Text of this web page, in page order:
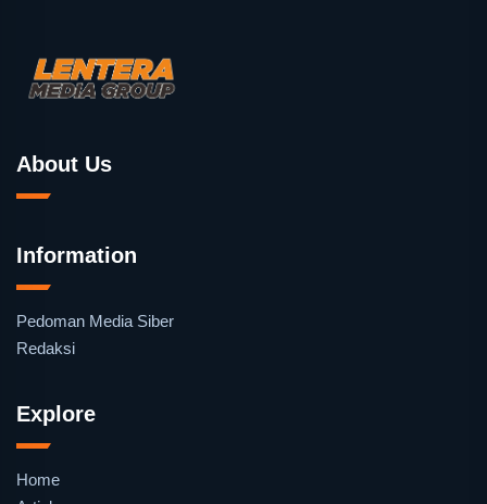
About Us
Information
Pedoman Media Siber
Redaksi
Explore
Home